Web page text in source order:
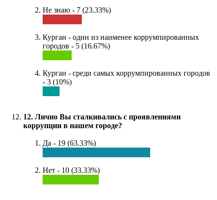
Не знаю - 7 (23.33%)
Курган - один из наименее коррумпированных
городов - 5 (16.67%)
Курган - среди самых коррумпированных городов
- 3 (10%)
12. Лично Вы сталкивались с проявлениями
коррупции в нашем городе?
Да - 19 (63.33%)
Нет - 10 (33.33%)